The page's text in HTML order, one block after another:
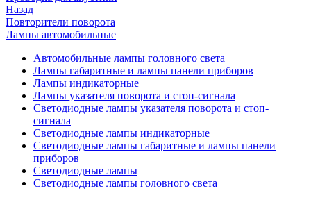
Назад
Повторители поворота
Лампы автомобильные
Автомобильные лампы головного света
Лампы габаритные и лампы панели приборов
Лампы индикаторные
Лампы указателя поворота и стоп-сигнала
Светодиодные лампы указателя поворота и стоп-
сигнала
Светодиодные лампы индикаторные
Светодиодные лампы габаритные и лампы панели
приборов
Светодиодные лампы
Светодиодные лампы головного света